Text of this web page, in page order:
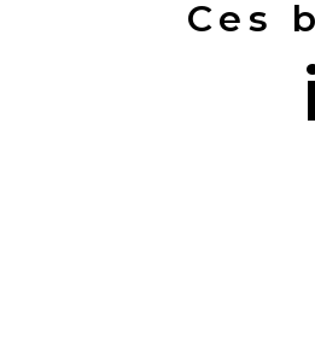
Ces